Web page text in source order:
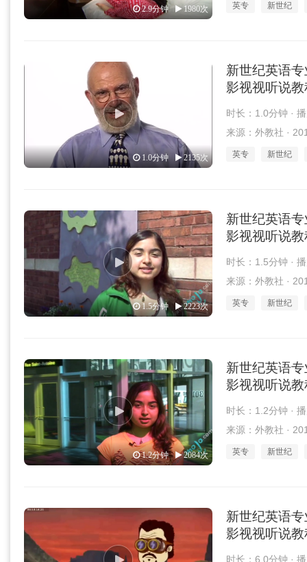
2.9分钟 1980次 英专 新世纪
1.0分钟 2135次
新世纪英语
影视视听说
时长：1.0分钟 ·
来源：外教社 ·
英专 新世纪
1.5分钟 2223次
新世纪英语
影视视听说
时长：1.5分钟 ·
来源：外教社 ·
英专 新世纪
1.2分钟 2084次
新世纪英语
影视视听说
时长：1.2分钟 ·
来源：外教社 ·
英专 新世纪
新世纪英语
影视视听说
时长：6.0分钟 ·